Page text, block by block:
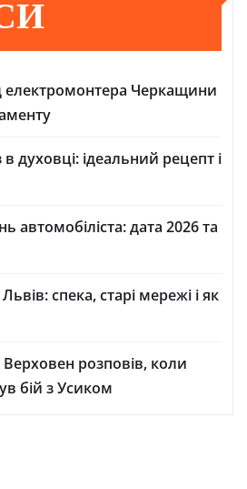
електромонтера Черкащини
духовці: ідеальний рецепт і
автомобіліста: дата 2026 та
спека, старі мережі і як
розповів, коли
бій з Усиком